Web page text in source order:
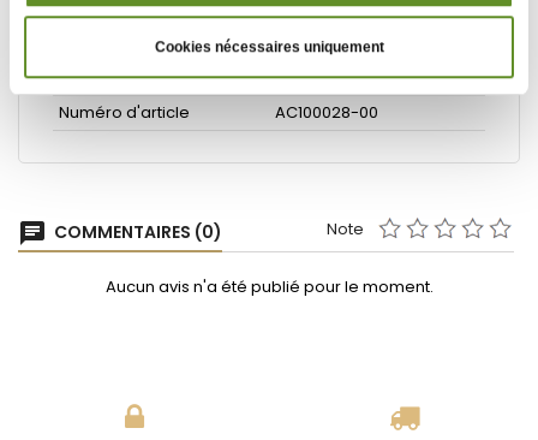
Cookies nécessaires uniquement
Type d'entretien
Nettoyant
Poids
0,19 kg
Numéro d'article
AC100028-00
chat COMMENTAIRES (0) Note
Aucun avis n'a été publié pour le moment.